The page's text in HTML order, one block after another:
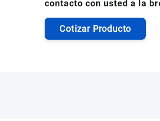
contacto con usted a la
Cotizar Producto